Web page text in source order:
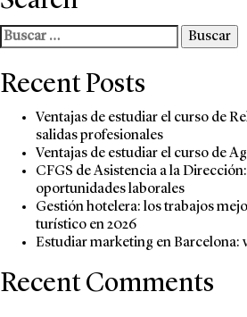
Buscar:
Recent Posts
Ventajas de estudiar el curso de
salidas profesionales
Ventajas de estudiar el curso de
CFGS de Asistencia a la
oportunidades laborales
Gestión hotelera: los trabajos
turístico en 2026
Estudiar marketing en Barcelona:
Recent Comments